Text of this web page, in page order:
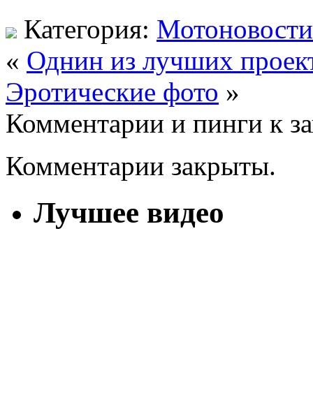
Категория: Мотоновости
« Однин из лучших
Эротические фото »
Комментарии и пинги к
Комментарии закрыты.
Лучшее видео